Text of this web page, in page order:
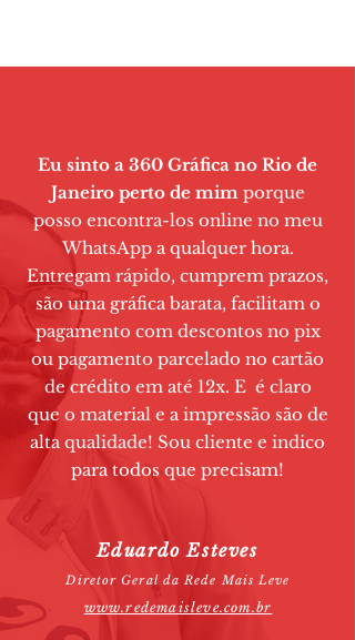
Eu sinto a 360 Gráfica no Rio de
Janeiro perto de mim porque
posso encontra-los online no meu
WhatsApp a qualquer hora.
Entregam rápido, cumprem prazos,
são uma gráfica barata, facilitam o
pagamento com descontos no pix
ou pagamento parcelado no cartão
de crédito em até 12x. E é claro
que o material e a impressão são de
alta qualidade! Sou cliente e indico
para todos que precisam!
Eduardo Esteves
Diretor Geral da Rede Mais Leve
www.redemaisleve.com.br